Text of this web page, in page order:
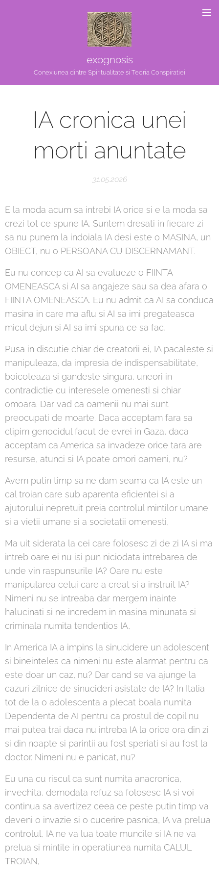
exognosis
Conexiunea dintre Spiritualitate si Teoria Conspiratiei
IA cronica unei
morti anuntate
31.05.2026
E la moda acum sa intrebi IA orice si e la moda sa
crezi tot ce spune IA. Suntem dresati in fiecare zi
sa nu punem la indoiala IA desi este o MASINA, un
OBIECT, nu o PERSOANA CU DISCERNAMANT.
Eu nu concep ca AI sa evalueze o FIINTA
OMENEASCA si AI sa angajeze sau sa dea afara o
FIINTA OMENEASCA. Eu nu admit ca AI sa conduca
masina in care ma aflu si AI sa imi pregateasca
micul dejun si AI sa imi spuna ce sa fac,
Pusa in discutie chiar de creatorii ei, IA pacaleste si
manipuleaza, da impresia de indispensabilitate,
boicoteaza si gandeste singura, uneori in
contradictie cu interesele omenesti si chiar
omoara. Dar vad ca oamenii nu mai sunt
preocupati de moarte. Daca acceptam fara sa
clipim genocidul facut de evrei in Gaza, daca
acceptam ca America sa invadeze orice tara are
resurse, atunci si IA poate omori oameni, nu?
Avem putin timp sa ne dam seama ca IA este un
cal troian care sub aparenta eficientei si a
ajutorului nepretuit preia controlul mintilor umane
si a vietii umane si a societatii omenesti,
Ma uit siderata la cei care folosesc zi de zi IA si ma
intreb oare ei nu isi pun niciodata intrebarea de
unde vin raspunsurile IA? Oare nu este
manipularea celui care a creat si a instruit IA?
Nimeni nu se intreaba dar mergem inainte
halucinati si ne incredem in masina minunata si
criminala numita tendentios IA,
In America IA a impins la sinucidere un adolescent
si bineinteles ca nimeni nu este alarmat pentru ca
este doar un caz, nu? Dar cand se va ajunge la
cazuri zilnice de sinucideri asistate de IA? In Italia
tot de la o adolescenta a plecat boala numita
Dependenta de AI pentru ca prostul de copil nu
mai putea trai daca nu intreba IA la orice ora din zi
si din noapte si parintii au fost speriati si au fost la
doctor. Nimeni nu e panicat, nu?
Eu una cu riscul ca sunt numita anacronica,
invechita, demodata refuz sa folosesc IA si voi
continua sa avertizez ceea ce peste putin timp va
deveni o invazie si o cucerire pasnica, IA va prelua
controlul, IA ne va lua toate muncile si IA ne va
prelua si mintile in operatiunea numita CALUL
TROIAN,